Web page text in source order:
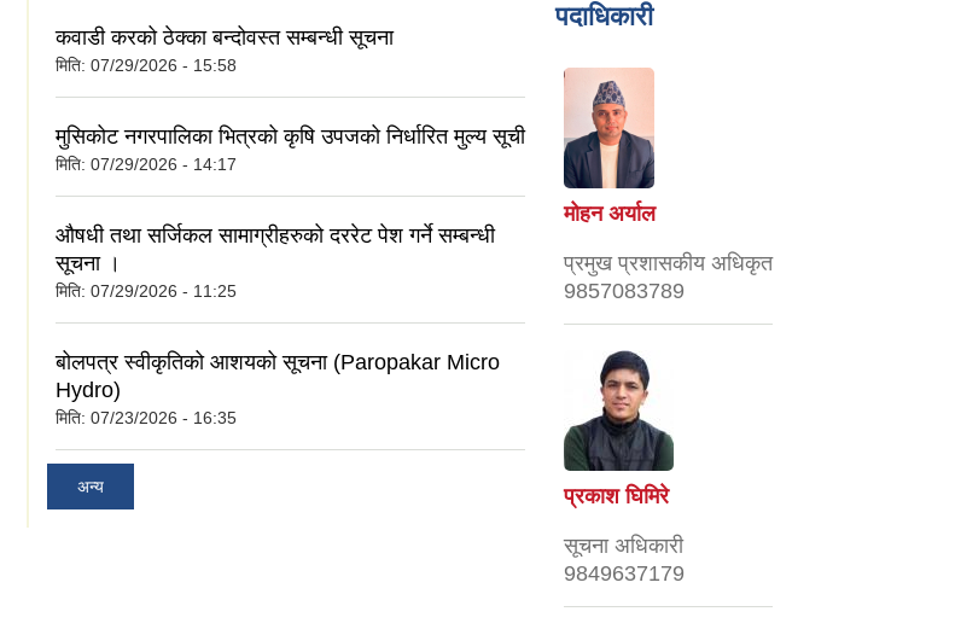
कवाडी करको ठेक्का बन्दोवस्त सम्बन्धी सूचना
मिति: 07/29/2026 - 15:58
मुसिकोट नगरपालिका भित्रको कृषि उपजको निर्धारित मुल्य सूची
मिति: 07/29/2026 - 14:17
औषधी तथा सर्जिकल सामाग्रीहरुको दररेट पेश गर्ने सम्बन्धी
सूचना ।
मिति: 07/29/2026 - 11:25
बोलपत्र स्वीकृतिको आशयको सूचना (Paropakar Micro
Hydro)
मिति: 07/23/2026 - 16:35
अन्य
पदाधिकारी
मोहन अर्याल
प्रमुख प्रशासकीय अधिकृत
9857083789
प्रकाश घिमिरे
सूचना अधिकारी
9849637179